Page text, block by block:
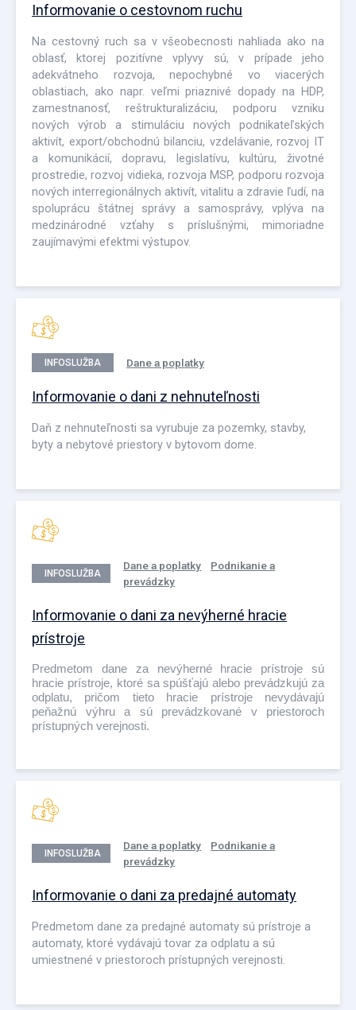
Informovanie o cestovnom ruchu
Na cestovný ruch sa v všeobecnosti nahliada ako na
oblasť, ktorej pozitívne vplyvy sú, v prípade jeho
adekvátneho rozvoja, nepochybné vo viacerých
oblastiach, ako napr. veľmi priaznivé dopady na HDP,
zamestnanosť, reštrukturalizáciu, podporu vzniku
nových výrob a stimuláciu nových podnikateľských
aktivít, export/obchodnú bilanciu, vzdelávanie, rozvoj IT
a komunikácií, dopravu, legislatívu, kultúru, životné
prostredie, rozvoj vidieka, rozvoja MSP, podporu rozvoja
nových interregionálnych aktivít, vitalitu a zdravie ľudí, na
spoluprácu štátnej správy a samosprávy, vplýva na
medzinárodné vzťahy s príslušnými, mimoriadne
zaujímavými efektmi výstupov.
INFOSLUŽBA Dane a poplatky
Informovanie o dani z nehnuteľnosti
Daň z nehnuteľnosti sa vyrubuje za pozemky, stavby,
byty a nebytové priestory v bytovom dome.
INFOSLUŽBA
Dane a poplatky
Podnikanie a
prevádzky
Informovanie o dani za nevýherné hracie
prístroje
Predmetom dane za nevýherné hracie prístroje sú
hracie prístroje, ktoré sa spúšťajú alebo prevádzkujú za
odplatu, pričom tieto hracie prístroje nevydávajú
peňažnú výhru a sú prevádzkované v priestoroch
prístupných verejnosti.
INFOSLUŽBA
Dane a poplatky
Podnikanie a
prevádzky
Informovanie o dani za predajné automaty
Predmetom dane za predajné automaty sú prístroje a
automaty, ktoré vydávajú tovar za odplatu a sú
umiestnené v priestoroch prístupných verejnosti.